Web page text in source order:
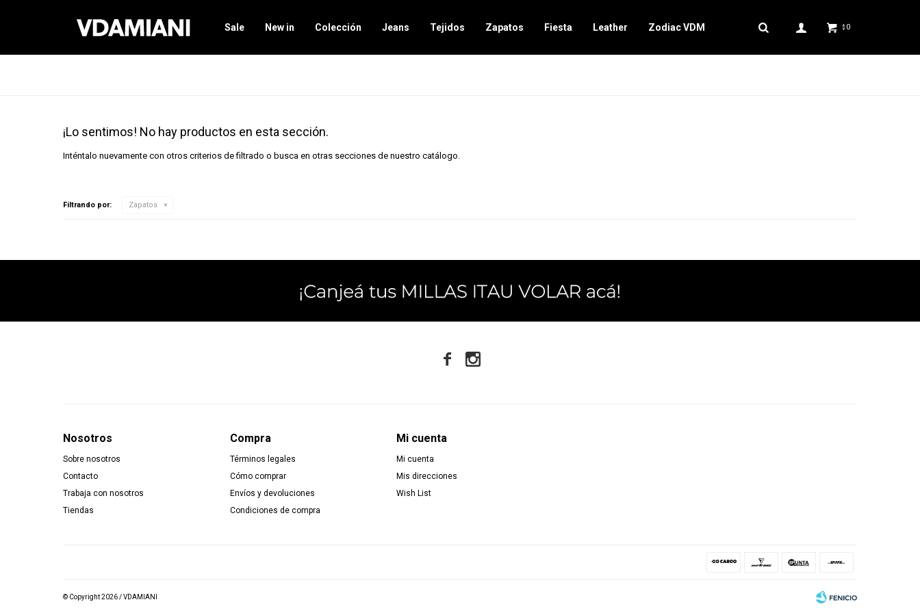
Sale New in Colección Jeans Tejidos Zapatos Fiesta Leather Zodiac VDM $ 0
¡Lo sentimos! No hay productos en esta sección.
Inténtalo nuevamente con otros criterios de filtrado o busca en otras secciones de nuestro catálogo.
Filtrando por: Zapatos
Nosotros
Sobre nosotros
Contacto
Trabaja con nosotros
Tiendas
Compra
Términos legales
Cómo comprar
Envíos y devoluciones
Condiciones de compra
Mi cuenta
Mi cuenta
Mis direcciones
Wish List
 
© Copyright 2026 / VDAMIANI